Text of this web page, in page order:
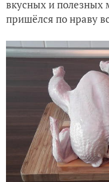
вкусных и полезных
пришёлся по нраву